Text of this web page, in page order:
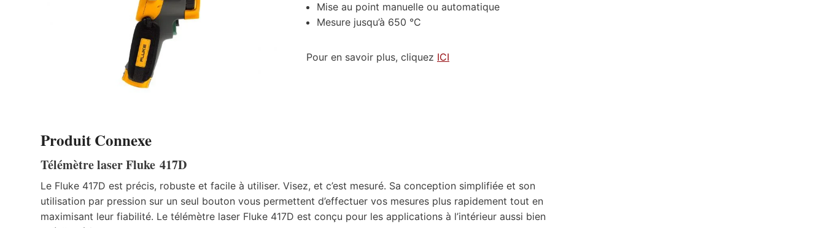
Mise au point manuelle ou automatique
Mesure jusqu’à 650 °C
Pour en savoir plus, cliquez ICI
Produit Connexe
Télémètre laser Fluke 417D
Le Fluke 417D est précis, robuste et facile à utiliser. Visez, et c’est mesuré. Sa conception simplifiée et son
utilisation par pression sur un seul bouton vous permettent d’effectuer vos mesures plus rapidement tout en
maximisant leur fiabilité. Le télémètre laser Fluke 417D est conçu pour les applications à l’intérieur aussi bien